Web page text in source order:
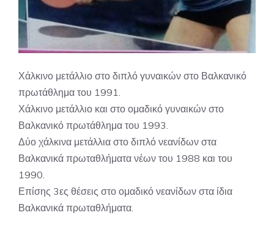
Χάλκινο μετάλλιο στο διπλό γυναικών στο Βαλκανικό
πρωτάθλημα του 1991.
Χάλκινο μετάλλιο και στο ομαδικό γυναικών στο
Βαλκανικό πρωτάθλημα του 1993.
Δύο χάλκινα μετάλλια στο διπλό νεανίδων στα
Βαλκανικά πρωταθλήματα νέων του 1988 και του
1990.
Επίσης 3ες θέσεις στο ομαδικό νεανίδων στα ίδια
Βαλκανικά πρωταθλήματα.